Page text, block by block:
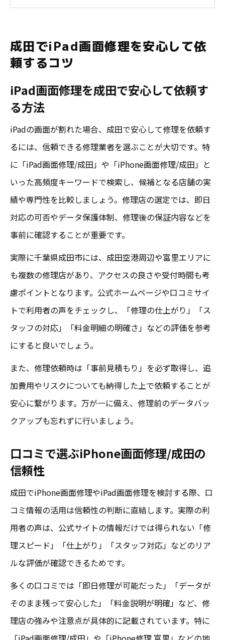
ト
iPhone画面修理/成田とiPad修理の違いを知
る
iPhone画面修理と比較したiPad修理の特徴
iPad画面修理とiPhone画面修理/成田の違い
口コミから見るiPad修理特徴とおすすめ理
由
iPad画面修理の工程とiPhone修理/成田の比
較
修理期間や費用を踏まえた最適な選び方
成田のiPad画面修理最新トレンド解説
口コミから見る成田iPad画面修理の選び方
成田でiPad画面修理を選ぶ際の口コミ活用
術
iPhone画面修理/成田の口コミ比較ポイント
信頼性評価に役立つiPad画面修理口コミ分
析
おすすめのiPad画面修理店を口コミで探す
口コミで判明した成田修理業者の特徴
口コミ事例から見る成田の修理判断ポイン
iPhone画面修理/成田を参考に選択する方法
コスパ重視で考えるiPad画面修理おすすめ
成田での修理と買い換え、費用比較の実際
ガラス割れと液晶割れ修理の違いを徹底解説
iPad画面修理のガラス割れと液晶割れの違
い
iPhone画面修理/成田での修理内容を比較
口コミで分かるガラス割れ修理の注意点
成田でiPad画面修理を安心して依
頼するコツ
iPad画面修理を成田で安心して依頼す
る方法
iPadの画面が割れた場合、成田で安心して修理を依頼す
るには、信頼できる修理業者を選ぶことが大切です。特
に「iPad画面修理/成田」や「iPhone画面修理/成田」と
いった高頻度キーワードで検索し、候補となる店舗の実
績や専門性を比較しましょう。修理店の選定では、即日
対応の可否やデータ保護体制、修理後の保証内容などを
事前に確認することが重要です。
実際に千葉県成田市には、成田空港周辺や富里エリアに
も複数の修理店があり、アクセスの良さや受付時間も考
慮ポイントとなります。公式ホームページや口コミサイ
トで利用者の声をチェックし、「修理の仕上がり」「ス
タッフの対応」「料金明細の明確さ」などの評価を参考
にすると良いでしょう。
また、修理依頼時は「事前見積もり」を必ず取得し、追
加費用やリスクについても納得した上で依頼することが
安心に繋がります。万が一に備え、修理前のデータバッ
クアップも忘れずに行いましょう。
口コミで選ぶiPhone画面修理/成田の
信頼性
成田でiPhone画面修理やiPad画面修理を検討する際、口
コミ情報の活用は信頼性の判断に直結します。実際の利
用者の声は、公式サイトの情報だけでは得られない「修
理スピード」「仕上がり」「スタッフ対応」などのリア
ルな評価が確認できるためです。
多くの口コミでは「即日修理が可能だった」「データが
そのまま残って安心した」「料金説明が明確」など、修
理店の強みや注意点が具体的に記載されています。特に